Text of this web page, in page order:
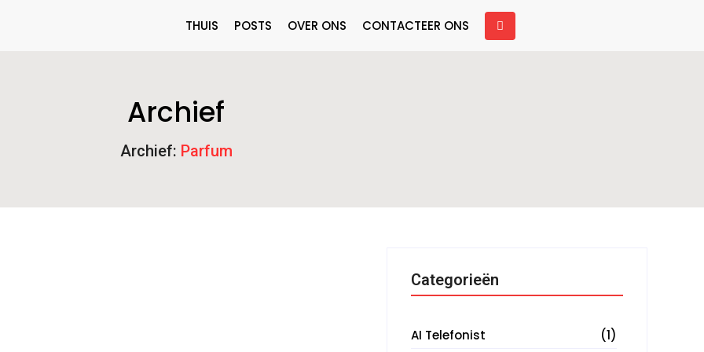
THUIS POSTS OVER ONS CONTACTEER ONS
Archief
Archief: Parfum
Categorieën
AI Telefonist
(1)